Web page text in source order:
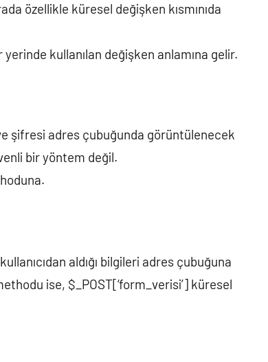
özellikle küresel değişken kısmınıda
kullanılan değişken anlamına gelir.
şifresi adres çubuğunda görüntülenecek
bir yöntem değil.
aldığı bilgileri adres çubuğuna
ise, $_POST[‘form_verisi’] küresel